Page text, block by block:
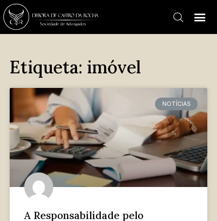
Etiqueta: imóvel
NOTÍCIAS
A Responsabilidade pelo